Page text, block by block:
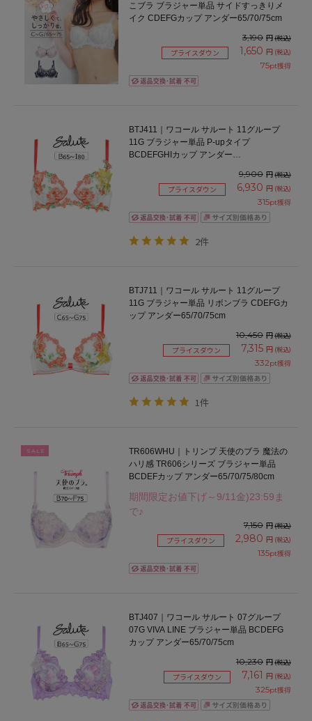
こブラ ブラジャー単品 サイドすっきりメ
イク CDEFGカップ アンダー65/70/75cm
3,190 円(税込)
プライスダウン 1,650 円 (税込)
75pt獲得
BTJ411｜ワコール サルート 11グループ
11G ブラジャー単品 P-upタイプ
BCDEFGHIカップ アンダー
9,900 円(税込)
プライスダウン 6,930 円 (税込)
315pt獲得
2件
BTJ711｜ワコール サルート 11グループ
11G ブラジャー単品 リボンブラ CDEFGカ
ップ アンダー65/70/75cm
10,450 円(税込)
プライスダウン 7,315 円 (税込)
332pt獲得
1件
SALE
TR606WHU｜トリンプ 天使のブラ 魔法の
ハリ感 TR606シリーズ ブラジャー単品
BCDEFカップ アンダー65/70/75/80cm
期間限定お値下げ～9/11金)23:59ま
で♪
7,150 円(税込)
プライスダウン 2,980 円 (税込)
135pt獲得
BTJ407｜ワコール サルート 07グループ
07G VIVA LINE ブラジャー単品 BCDEFG
カップ アンダー65/70/75cm
10,230 円(税込)
プライスダウン 7,161 円 (税込)
325pt獲得